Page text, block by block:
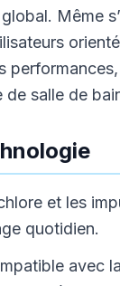
Même
de salle de
et les
quotidien.
avec